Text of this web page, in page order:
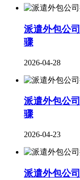
派遣外包公
骤
2026-04-28
派遣外包公
骤
2026-04-23
派遣外包公